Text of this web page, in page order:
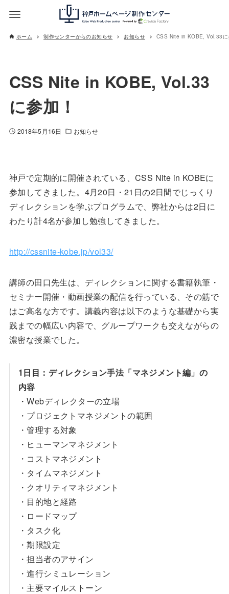
ホーム 制作センターからのお知らせ お知らせ CSS Nite in KOBE, Vol.33に
CSS Nite in KOBE, Vol.33
に参加！
2018年5月16日 お知らせ
神戸で定期的に開催されている、CSS Nite in KOBEに
参加してきました。4月20日・21日の2日間でじっくり
ディレクションを学ぶプログラムで、弊社からは2日に
わたり計4名が参加し勉強してきました。
http://cssnite-kobe.jp/vol33/
講師の田口先生は、ディレクションに関する書籍執筆・
セミナー開催・動画授業の配信を行っている、その筋で
はご高名な方です。講義内容は以下のような基礎から実
践までの幅広い内容で、グループワークも交えながらの
濃密な授業でした。
1日目：ディレクション手法「マネジメント編」の
内容
・Webディレクターの立場
・プロジェクトマネジメントの範囲
・管理する対象
・ヒューマンマネジメント
・コストマネジメント
・タイムマネジメント
・クオリティマネジメント
・目的地と経路
・ロードマップ
・タスク化
・期限設定
・担当者のアサイン
・進行シミュレーション
・主要マイルストーン